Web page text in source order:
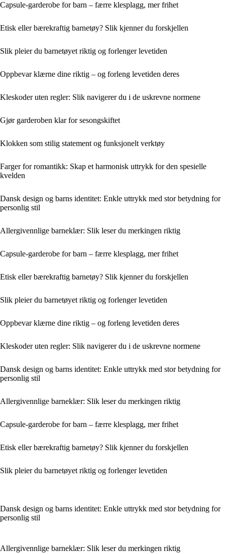
Capsule-garderobe for barn – færre klesplagg, mer frihet
Etisk eller bærekraftig barnetøy? Slik kjenner du forskjellen
Slik pleier du barnetøyet riktig og forlenger levetiden
Oppbevar klærne dine riktig – og forleng levetiden deres
Kleskoder uten regler: Slik navigerer du i de uskrevne normene
Gjør garderoben klar for sesongskiftet
Klokken som stilig statement og funksjonelt verktøy
Farger for romantikk: Skap et harmonisk uttrykk for den spesielle
kvelden
Dansk design og barns identitet: Enkle uttrykk med stor betydning for
personlig stil
Allergivennlige barneklær: Slik leser du merkingen riktig
Capsule-garderobe for barn – færre klesplagg, mer frihet
Etisk eller bærekraftig barnetøy? Slik kjenner du forskjellen
Slik pleier du barnetøyet riktig og forlenger levetiden
Oppbevar klærne dine riktig – og forleng levetiden deres
Kleskoder uten regler: Slik navigerer du i de uskrevne normene
Dansk design og barns identitet: Enkle uttrykk med stor betydning for
personlig stil
Allergivennlige barneklær: Slik leser du merkingen riktig
Capsule-garderobe for barn – færre klesplagg, mer frihet
Etisk eller bærekraftig barnetøy? Slik kjenner du forskjellen
Slik pleier du barnetøyet riktig og forlenger levetiden
Dansk design og barns identitet: Enkle uttrykk med stor betydning for
personlig stil
Allergivennlige barneklær: Slik leser du merkingen riktig